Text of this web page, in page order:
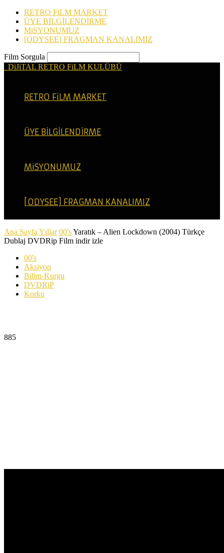
RETRO FiLM MARKET
ÜYE BİLGİLENDİRME
MiSYONUMUZ
[ODYSEE] FRAGMAN KANALIMIZ
Film Sorgula
DiJiTAL RETRO FiLM KULÜBÜ
RETRO FiLM MARKET
ÜYE BİLGİLENDİRME
MiSYONUMUZ
[ODYSEE] FRAGMAN KANALIMIZ
Ana Sayfa Yıllar 00'sYaratık – Alien Lockdown (2004) Türkçe
Dublaj DVDRip Film indir izle
00's
Aksiyon
Bilim-Kurgu
DVDRiP
Korku
885